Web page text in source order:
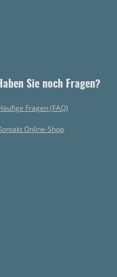
Sie noch Fragen?
Fragen (FAQ)
Online-Shop